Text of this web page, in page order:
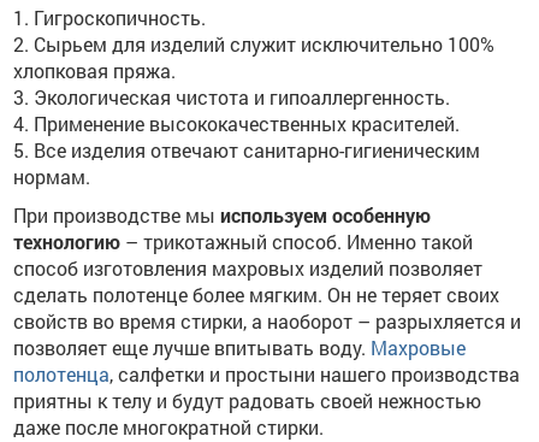
1. Гигроскопичность.
2. Сырьем для изделий служит исключительно 100%
хлопковая пряжа.
3. Экологическая чистота и гипоаллергенность.
4. Применение высококачественных красителей.
5. Все изделия отвечают санитарно-гигиеническим
нормам.
При производстве мы используем особенную
технологию – трикотажный способ. Именно такой
способ изготовления махровых изделий позволяет
сделать полотенце более мягким. Он не теряет своих
свойств во время стирки, а наоборот – разрыхляется и
позволяет еще лучше впитывать воду. Махровые
полотенца, салфетки и простыни нашего производства
приятны к телу и будут радовать своей нежностью
даже после многократной стирки.